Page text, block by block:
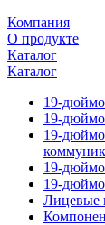
Компания
О продукте
Каталог
Каталог
19-
19-
19-
19-
19-
Лицевые